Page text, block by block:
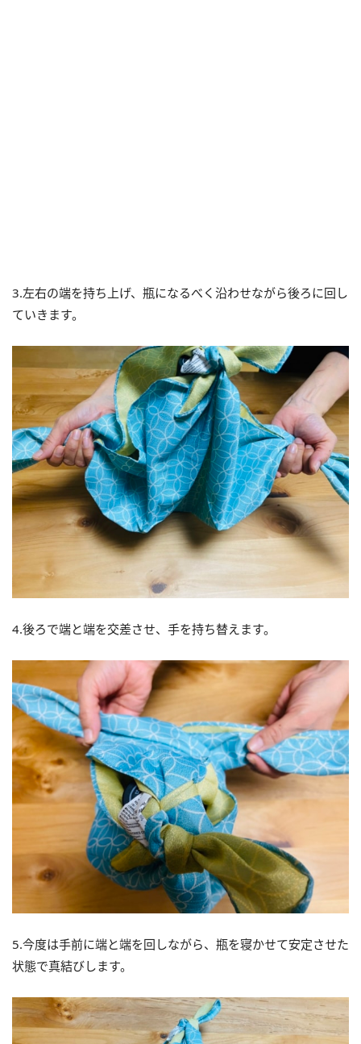
3.左右の端を持ち上げ、瓶になるべく沿わせながら後ろに回し
ていきます。
4.後ろで端と端を交差させ、手を持ち替えます。
5.今度は手前に端と端を回しながら、瓶を寝かせて安定させた
状態で真結びします。